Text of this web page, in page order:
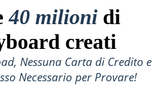
40 milioni di
creati
Nessuna Carta di Credito e
Necessario per Provare!